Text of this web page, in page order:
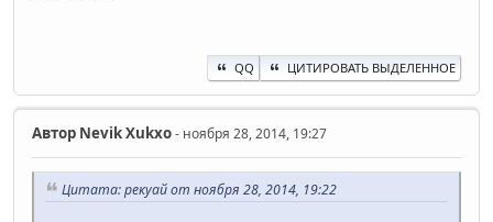
QQ ЦИТИРОВАТЬ ВЫДЕЛЕННОЕ
Автор Nevik Xukxo- ноября 28, 2014, 19:27
Цитата: рекуай от ноября 28, 2014, 19:22